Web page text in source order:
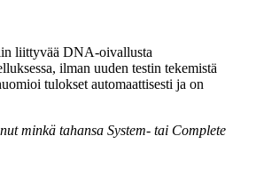
liittyvää DNA-oivallusta
ilman uuden testin tekemistä
tulokset automaattisesti ja on
minkä tahansa System- tai Complete